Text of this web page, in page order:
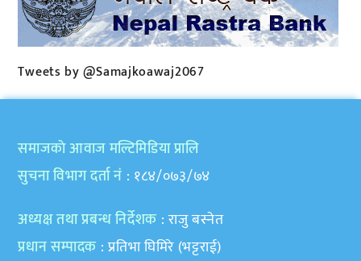
Tweets by @Samajkoawaj2067
समाजकाे आवाज मल्टिमिडिया प्रालि
सुचना विभाग दर्ता नं : १८४/०७३/७४
अध्यक्ष तथा प्रबन्ध निर्देशक : राजु बस्नेत
प्रधान सम्पादक : प्रतिभा घिमिरे (भट्टराई)